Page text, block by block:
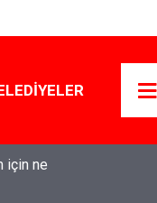
bomba